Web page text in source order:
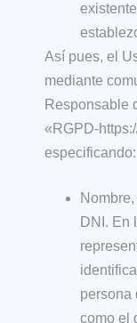
Así pues, el
mediante
Responsable
«RGPD-
especificando:
DNI. En
persona
como el